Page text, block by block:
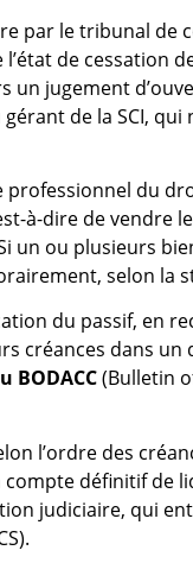
par le tribunal de
de cessation
un jugement
de la SCI,
professionnel du
à-dire de vendre
un ou plusieurs
selon la
du passif, en
créances dans
BODACC(Bulletin
l’ordre des
définitif de
judiciaire, qui